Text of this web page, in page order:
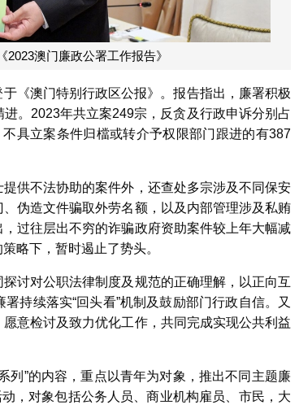
澳门廉政公署工作报告》
《澳门特别行政区公报》。报告指出，廉署积极
。2023年共立案249宗，反贪及行政申诉分别占
具立案条件归檔或转介予权限部门跟进的有387
供不法协助的案件外，还查处多宗涉及不同保安
伪造文件骗取外劳名额，以及内部管理涉及私贿
过往层出不穷的诈骗政府资助案件较上年大幅减
略下，暂时遏止了势头。
讨对公职法律制度及规范的正确理解，以正向互
持续落实“回头看”机制及鼓励部门行政自信。又
意检讨及致力优化工作，共同完成实现公共利益
列”的内容，重点以青年为对象，推出不同主题廉
，对象包括公务人员、商业机构雇员、市民，大